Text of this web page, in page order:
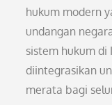
hukum modern
undangan
sistem hukum di
diintegrasikan
merata bagi